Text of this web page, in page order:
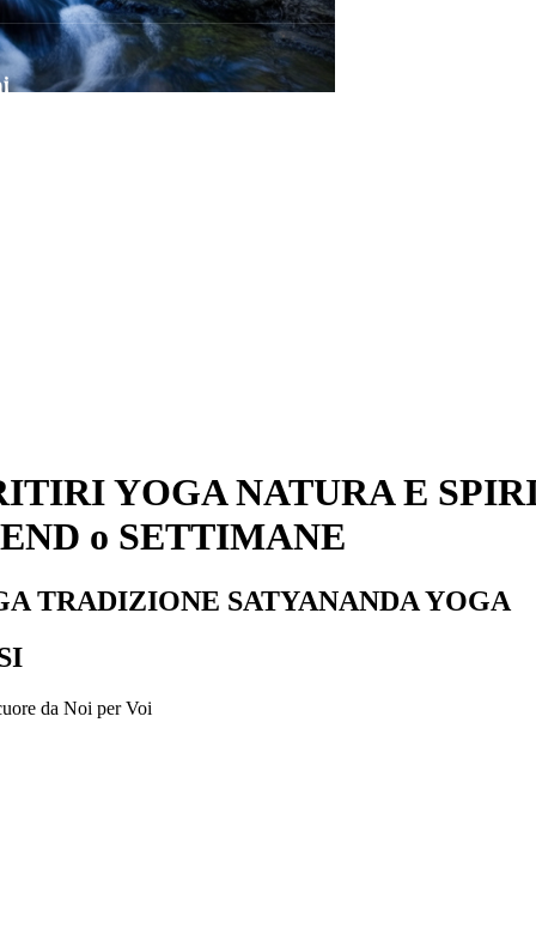
YOGA NATURA E
o SETTIMANE
TRADIZIONE SATYANANDA YOGA
da Noi per Voi